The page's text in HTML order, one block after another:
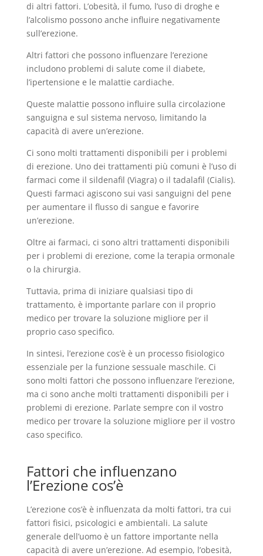
di altri fattori. L’obesità, il fumo, l’uso di droghe e
l’alcolismo possono anche influire negativamente
sull’erezione.
Altri fattori che possono influenzare l’erezione
includono problemi di salute come il diabete,
l’ipertensione e le malattie cardiache.
Queste malattie possono influire sulla circolazione
sanguigna e sul sistema nervoso, limitando la
capacità di avere un’erezione.
Ci sono molti trattamenti disponibili per i problemi
di erezione. Uno dei trattamenti più comuni è l’uso di
farmaci come il sildenafil (Viagra) o il tadalafil (Cialis).
Questi farmaci agiscono sui vasi sanguigni del pene
per aumentare il flusso di sangue e favorire
un’erezione.
Oltre ai farmaci, ci sono altri trattamenti disponibili
per i problemi di erezione, come la terapia ormonale
o la chirurgia.
Tuttavia, prima di iniziare qualsiasi tipo di
trattamento, è importante parlare con il proprio
medico per trovare la soluzione migliore per il
proprio caso specifico.
In sintesi, l’erezione cos’è è un processo fisiologico
essenziale per la funzione sessuale maschile. Ci
sono molti fattori che possono influenzare l’erezione,
ma ci sono anche molti trattamenti disponibili per i
problemi di erezione. Parlate sempre con il vostro
medico per trovare la soluzione migliore per il vostro
caso specifico.
Fattori che influenzano
l’Erezione cos’è
L’erezione cos’è è influenzata da molti fattori, tra cui
fattori fisici, psicologici e ambientali. La salute
generale dell’uomo è un fattore importante nella
capacità di avere un’erezione. Ad esempio, l’obesità,